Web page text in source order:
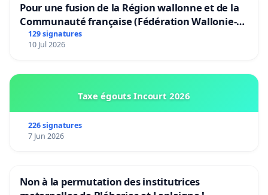
Pour une fusion de la Région wallonne et de la
Communauté française (Fédération Wallonie-
Bruxelles)
129 signatures
10 Jul 2026
Taxe égouts Incourt 2026
226 signatures
7 Jun 2026
Non à la permutation des institutrices